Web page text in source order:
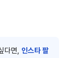
다면, 인스타 팔